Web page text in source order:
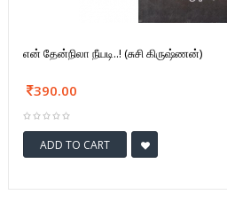
என் தேன்நிலா நீயடி..! (சுசி கிருஷ்ணன்)
390.00
ADD TO CART